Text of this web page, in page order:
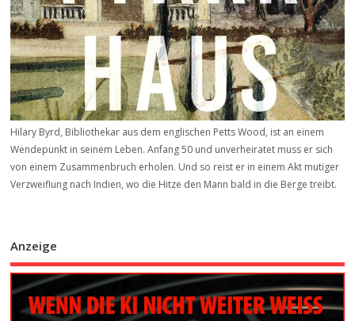
Hilary Byrd, Bibliothekar aus dem englischen Petts Wood, ist an einem
Wendepunkt in seinem Leben. Anfang 50 und unverheiratet muss er sich
von einem Zusammenbruch erholen. Und so reist er in einem Akt mutiger
Verzweiflung nach Indien, wo die Hitze den Mann bald in die Berge treibt.
Anzeige